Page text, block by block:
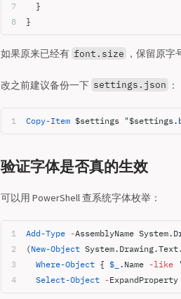
  }
}
如果原来已经有 font.size ，保留原字
改之前建议备份一下 settings.json ：
Copy-Item $settings "$settings
验证字体是否真的生效
可以用 PowerShell 查系统字体枚举：
Add-Type -AssemblyName
(New-Object
  Where-Object
{ $_ .Name -like
  Select-Object
-ExpandProperty